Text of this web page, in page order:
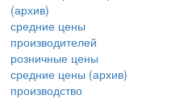
(архив)
средние цены
производителей
розничные цены
средние цены (архив)
производство